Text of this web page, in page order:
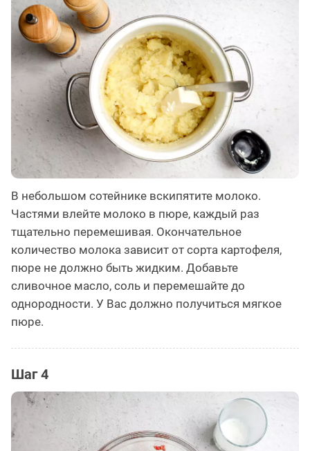
В небольшом сотейнике вскипятите молоко.
Частями влейте молоко в пюре, каждый раз
тщательно перемешивая. Окончательное
количество молока зависит от сорта картофеля,
пюре не должно быть жидким. Добавьте
сливочное масло, соль и перемешайте до
однородности. У Вас должно получиться мягкое
пюре.
Шаг 4